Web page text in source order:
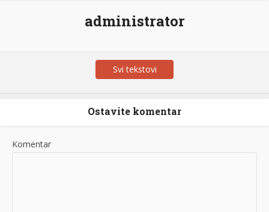
administrator
Svi tekstovi
Ostavite komentar
Komentar